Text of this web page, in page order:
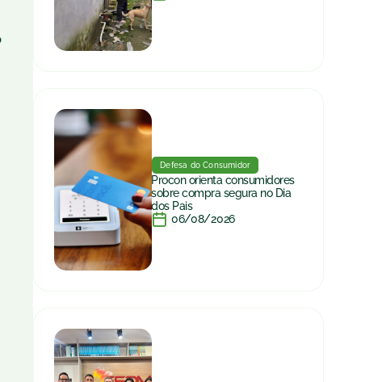
Defesa do Consumidor
Procon orienta consumidores
sobre compra segura no Dia
dos Pais
06/08/2026